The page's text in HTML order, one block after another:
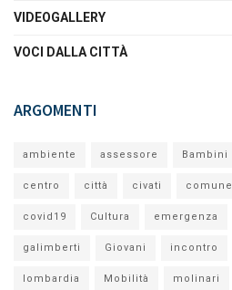
VIDEOGALLERY
VOCI DALLA CITTÀ
ARGOMENTI
ambiente assessore Bambini
centro città civati comune
covid19 Cultura emergenza
galimberti Giovani incontro
lombardia Mobilità molinari